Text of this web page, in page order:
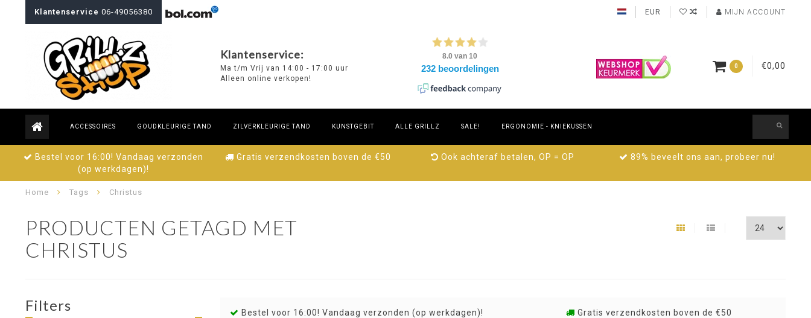
Klantenservice 06-49056380 EUR MIJN ACCOUNT
Klantenservice:
Ma t/m Vrij van 14:00 - 17:00 uur
Alleen online verkopen!
0 €0,00
ACCESSOIRES GOUDKLEURIGE TAND ZILVERKLEURIGE TAND KUNSTGEBIT ALLE GRILLZ SALE! ERGONOMIE - KNIEKUSSEN
Bestel voor 16:00! Vandaag verzonden
(op werkdagen)!
Gratis verzendkosten boven de €50 Ook achteraf betalen, OP = OP 89% beveelt ons aan, probeer nu!
Home Tags Christus
PRODUCTEN GETAGD MET
CHRISTUS
Filters Bestel voor 16:00! Vandaag verzonden (op werkdagen)! Gratis verzendkosten boven de €50